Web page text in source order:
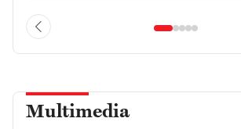
Multimedia